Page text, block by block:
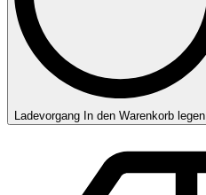
Ladevorgang In den Warenkorb legen